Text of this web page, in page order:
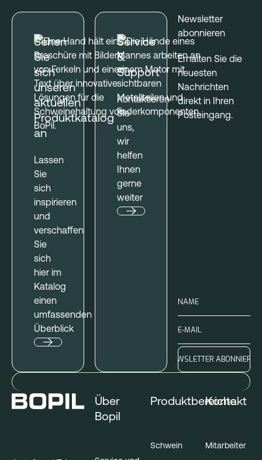
Sehen
Sie
sich
unseren
aktuellen
Produktkatalog
an
Lassen
Sie
sich
inspirieren
und
verschaffen
Sie
sich
hier im
Katalog
einen
umfassenden
Überblick
Service
&
Support
Kontaktieren
Sie
uns,
wir
helfen
Ihnen
gerne
weiter
Newsletter
abonnieren
Erhalten Sie die
neuesten
Nachrichten
direkt in Ihren
Posteingang.
Über
Bopil
Produktbereiche
Schwein
Kontakt
Mitarbeiter